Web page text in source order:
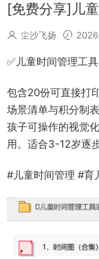
[免费分享]儿
尘沙飞扬
✅儿童时间管理工
包含20份可直接打
场景清单与积分制
孩子可操作的视觉
用。适合3-12岁逐
#儿童时间管理 #育